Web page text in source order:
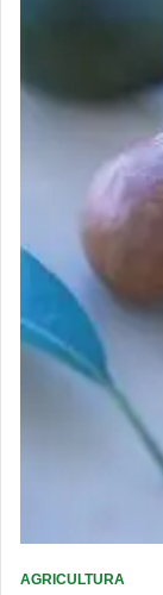
AGRICULTURA